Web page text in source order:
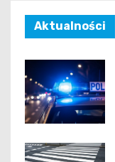
Aktualności